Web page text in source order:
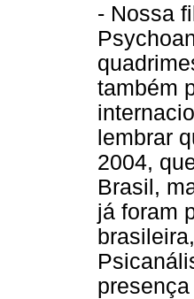
- Nossa
também
lembrar
2004,
Brasil,
já foram